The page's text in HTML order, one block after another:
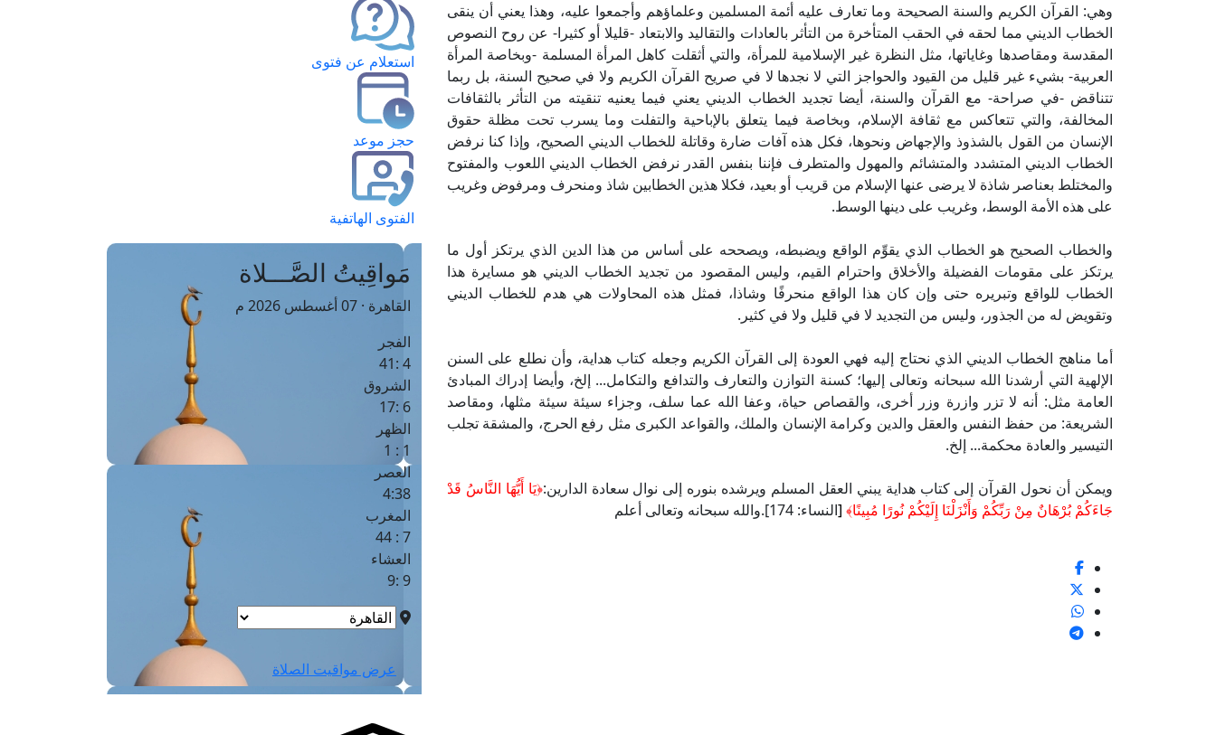
وهي: القرآن الكريم والسنة الصحيحة وما تعارف عليه أئمة المسلمين وعلماؤهم وأجمعوا عليه، وهذا يعني أن ينقى
الخطاب الديني مما لحقه في الحقب المتأخرة من التأثر بالعادات والتقاليد والابتعاد -قليلا أو كثيرا- عن روح النصوص
المقدسة ومقاصدها وغاياتها، مثل النظرة غير الإسلامية للمرأة، والتي أثقلت كاهل المرأة المسلمة -وبخاصة المرأة
العربية- بشيء غير قليل من القيود والحواجز التي لا نجدها لا في صريح القرآن الكريم ولا في صحيح السنة، بل ربما
تتناقض -في صراحة- مع القرآن والسنة، أيضا تجديد الخطاب الديني يعني فيما يعنيه تنقيته من التأثر بالثقافات
المخالفة، والتي تتعاكس مع ثقافة الإسلام، وبخاصة فيما يتعلق بالإباحية والتفلت وما يسرب تحت مظلة حقوق
الإنسان من القول بالشذوذ والإجهاض ونحوها، فكل هذه آفات ضارة وقاتلة للخطاب الديني الصحيح، وإذا كنا نرفض
الخطاب الديني المتشدد والمتشائم والمهول والمتطرف فإننا بنفس القدر نرفض الخطاب الديني اللعوب والمفتوح
والمختلط بعناصر شاذة لا يرضى عنها الإسلام من قريب أو بعيد، فكلا هذين الخطابين شاذ ومنحرف ومرفوض وغريب
على هذه الأمة الوسط، وغريب على دينها الوسط.
والخطاب الصحيح هو الخطاب الذي يقوِّم الواقع ويضبطه، ويصححه على أساس من هذا الدين الذي يرتكز أول ما
يرتكز على مقومات الفضيلة والأخلاق واحترام القيم، وليس المقصود من تجديد الخطاب الديني هو مسايرة هذا
الخطاب للواقع وتبريره حتى وإن كان هذا الواقع منحرفًا وشاذا، فمثل هذه المحاولات هي هدم للخطاب الديني
وتقويض له من الجذور، وليس من التجديد لا في قليل ولا في كثير.
أما مناهج الخطاب الديني الذي نحتاج إليه فهي العودة إلى القرآن الكريم وجعله كتاب هداية، وأن نطلع على السنن
الإلهية التي أرشدنا الله سبحانه وتعالى إليها؛ كسنة التوازن والتعارف والتدافع والتكامل... إلخ، وأيضا إدراك المبادئ
العامة مثل: أنه لا تزر وازرة وزر أخرى، والقصاص حياة، وعفا الله عما سلف، وجزاء سيئة سيئة مثلها، ومقاصد
الشريعة: من حفظ النفس والعقل والدين وكرامة الإنسان والملك، والقواعد الكبرى مثل رفع الحرج، والمشقة تجلب
التيسير والعادة محكمة... إلخ.
ويمكن أن نحول القرآن إلى كتاب هداية يبني العقل المسلم ويرشده بنوره إلى نوال سعادة الدارين:﴿يَا أَيُّهَا النَّاسُ قَدْ
جَاءَكُمْ بُرْهَانٌ مِنْ رَبِّكُمْ وَأَنْزَلْنَا إِلَيْكُمْ نُورًا مُبِينًا﴾ [النساء: 174].والله سبحانه وتعالى أعلم
استعلام عن فتوى
حجز موعد
الفتوى الهاتفية
مَواقِيتُ الصَّـــلاة
القاهرة · 07 أغسطس 2026 م
الفجر
4 :41
الشروق
6 :17
الظهر
1 : 1
العصر
4:38
المغرب
7 : 44
العشاء
9 :9
عرض مواقيت الصلاة